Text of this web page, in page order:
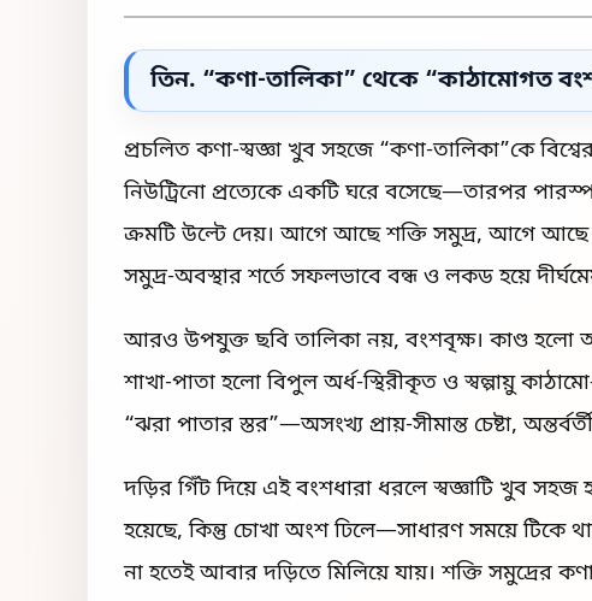
তিন. “কণা-তালিকা” থেকে “কাঠামোগত
প্রচলিত কণা-স্বজ্ঞা খুব সহজে “কণা-তালিকা”কে
নিউট্রিনো প্রত্যেকে একটি ঘরে বসেছে—তারপর
ক্রমটি উল্টে দেয়। আগে আছে শক্তি সমুদ্র, আগে আছে
সমুদ্র-অবস্থার শর্তে সফলভাবে বন্ধ ও লকড হয়ে
আরও উপযুক্ত ছবি তালিকা নয়, বংশবৃক্ষ। কাণ্ড হলো
শাখা-পাতা হলো বিপুল অর্ধ-স্থিরীকৃত ও স্বল্পায়ু
“ঝরা পাতার স্তর”—অসংখ্য প্রায়-সীমান্ত চেষ্টা,
দড়ির গিঁট দিয়ে এই বংশধারা ধরলে স্বজ্ঞাটি খুব
হয়েছে, কিন্তু চোখা অংশ ঢিলে—সাধারণ সময়ে
না হতেই আবার দড়িতে মিলিয়ে যায়। শক্তি সমুদ্রের